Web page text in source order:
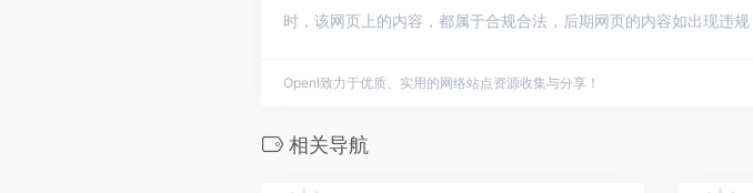
时，该网页上的内容，都属于合规合法，后期网页的内容如出现违
OpenI致力于优质、实用的网络站点资源收集与分享！
相关导航